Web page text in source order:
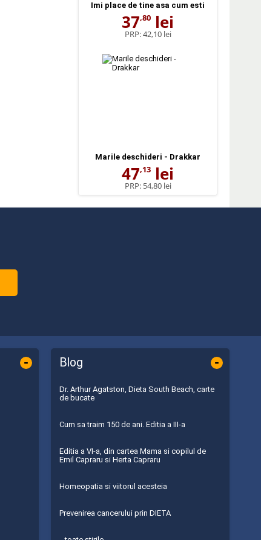
Imi place de tine asa cum esti
37,80 lei
PRP:42,10 lei
Marile deschideri - Drakkar
47,13 lei
PRP: 54,80 lei
- Blog -
Dr. Arthur Agatston, Dieta South Beach, carte
de bucate
Cum sa traim 150 de ani. Editia a III-a
Editia a VI-a, din cartea Mama si copilul de
Emil Capraru si Herta Capraru
Homeopatia si viitorul acesteia
Prevenirea cancerului prin DIETA